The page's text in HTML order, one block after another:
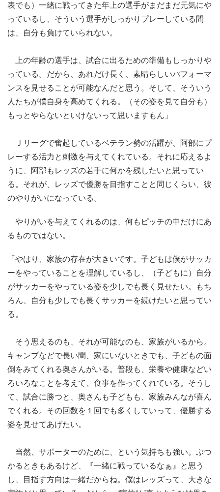
表でも）一緒に戦ってきた年上の選手がまだまだ元気にや
っているし、そういう選手がしっかりプレーしている間
は、自分も負けていられない。
上の年齢の選手は、試合に出るための準備もしっかりや
っている。だから、あれだけ長く、素晴らしいパフォーマ
ンスを見せることが可能なんだと思う。そして、そういう
人たちが僕自身を高めてくれる。（その姿を見て自分も）
もっとやらないといけないって思いますもん」
Ｊリーグで奮起しているベテラン勢の活躍が、阿部にプ
レーする活力と刺激を与えてくれている。それに応えるよ
うに、阿部もレッズの若手に何かを残したいと思ってい
る。それが、レッズで優勝を目指すことと同じくらい、彼
のやりがいになっている。
やりがいを与えてくれるのは、何もピッチの中だけにあ
るものではない。
「やはり、家族の存在が大きいです。子どもは僕がサッカ
ーをやっていることを理解しているし、（子どもに）自分
がサッカーをやっている姿を少しでも長く見せたい。もち
ろん、自分も少しでも長くサッカーを続けたいと思ってい
る。
そう思えるのも、それが可能なのも、家族がいるから。
キャンプなどで長い間、家にいないときでも、子どもの面
倒をみてくれる奥さんがいる。普段も、栄養や健康などい
ろいろなことを考えて、食事を作ってくれている。そうし
て、試合に勝つと、奥さんも子どもも、家族みんなが喜ん
でくれる。その回数を１回でも多くしていって、優勝する
姿を見せてあげたい。
当然、サポーターのために、という気持ちも強い。ぶつ
かるときもあるけど、『一緒に戦っているなぁ』と思う
し、目指す方向は一緒だからね。僕はレッズって、大きな